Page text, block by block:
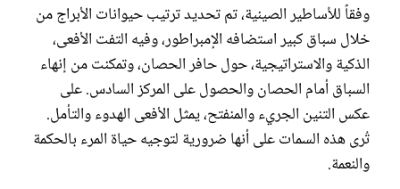
وفقاً للأساطير الصينية، تم تحديد ترتيب حيوانات الأبراج من
خلال سباق كبير استضافه الإمبراطور، وفيه التفت الأفعى،
الذكية والاستراتيجية، حول حافر الحصان، وتمكنت من إنهاء
السباق أمام الحصان والحصول على المركز السادس. على
عكس التنين الجريء والمنفتح، يمثل الأفعى الهدوء والتأمل.
تُرى هذه السمات على أنها ضرورية لتوجيه حياة المرء بالحكمة
والنعمة.